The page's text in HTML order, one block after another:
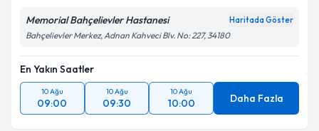
Memorial Bahçelievler Hastanesi Haritada Göster
Bahçelievler Merkez, Adnan Kahveci Blv. No: 227, 34180
En Yakın Saatler
10 Ağu
09:00
10 Ağu
09:30
10 Ağu
10:00 Daha Fazla